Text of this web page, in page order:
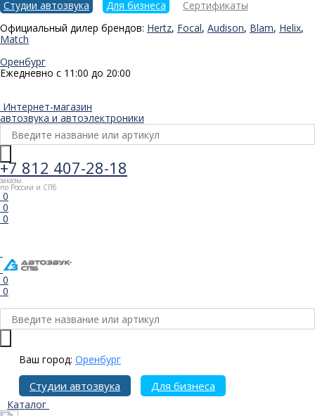
Студии автозвука Для бизнеса
Сертификаты
Официальный дилер брендов: Hertz, Focal, Audison, Blam, Helix,
Match
Оренбург
Ежедневно с 11:00 до 20:00
Интернет-магазин
автозвука и автоэлектроники
+7 812 407-28-18
заказы
по России и СПб
0
0
0
0
0
Ваш город: Оренбург
Студии автозвука Для бизнеса
Каталог